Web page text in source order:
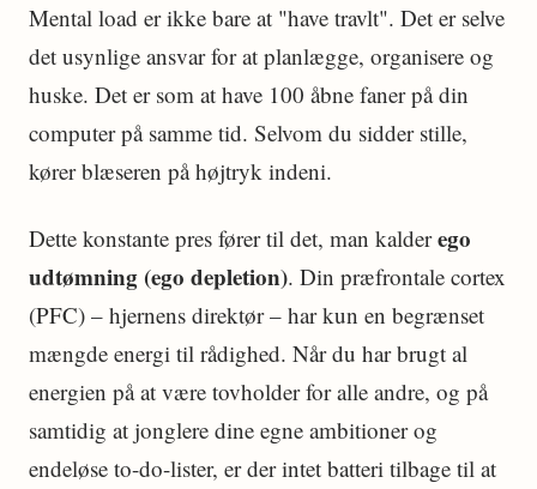
Mental load er ikke bare at "have travlt". Det er selve
det usynlige ansvar for at planlægge, organisere og
huske. Det er som at have 100 åbne faner på din
computer på samme tid. Selvom du sidder stille,
kører blæseren på højtryk indeni.
Dette konstante pres fører til det, man kalderego
udtømning (ego depletion). Din præfrontale cortex
(PFC) – hjernens direktør – har kun en begrænset
mængde energi til rådighed. Når du har brugt al
energien på at være tovholder for alle andre, og på
samtidig at jonglere dine egne ambitioner og
endeløse to-do-lister, er der intet batteri tilbage til at